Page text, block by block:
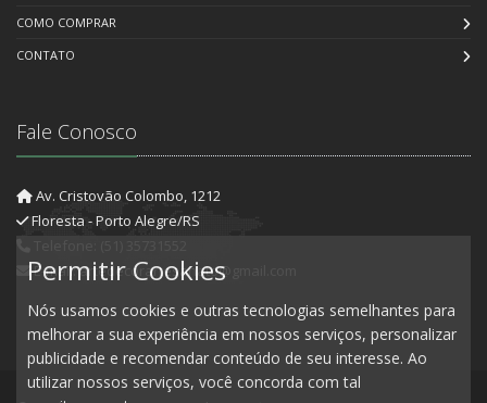
COMO COMPRAR
CONTATO
Fale Conosco
Av. Cristovão Colombo, 1212
Floresta - Porto Alegre/RS
E-mail: artedecorartesanato@gmail.com
Permitir Cookies
Nós usamos cookies e outras tecnologias semelhantes para
melhorar a sua experiência em nossos serviços, personalizar
publicidade e recomendar conteúdo de seu interesse. Ao
utilizar nossos serviços, você concorda com tal